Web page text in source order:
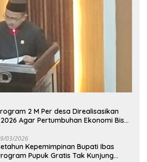
2 M Per desa Direalisasikan
Agar Pertumbuhan Ekonomi Bisa
03/2026
Kepemimpinan Bupati Ibas
Pupuk Gratis Tak Kunjung